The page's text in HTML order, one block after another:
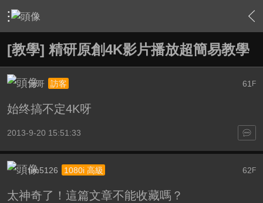
› 軟硬體相關技術 › HTPC 相關軟硬體技術及運用 › 內容
[教學] 精研原創4K影片播放超簡易教學
61 F
元哥 訪客
始终搞不定4K呀
2013-9-20 15:51:33
62F
tim5126 1080i 高級
太神奇了！這篇文章不能收藏嗎？